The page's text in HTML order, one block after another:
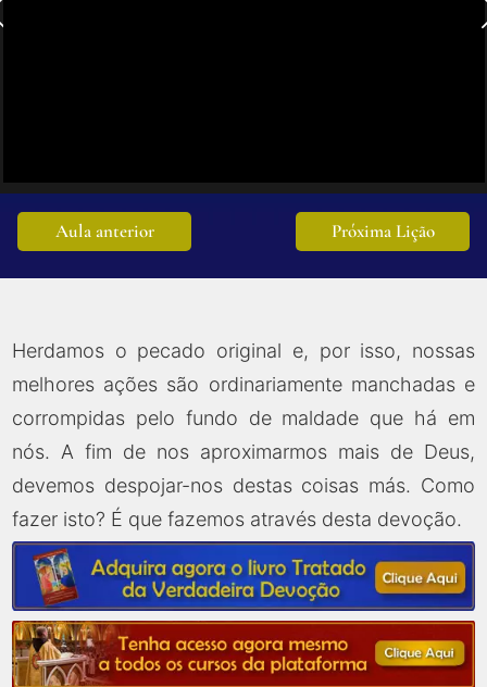
Aula anterior Próxima Lição
Herdamos o pecado original e, por isso, nossas
melhores ações são ordinariamente manchadas e
corrompidas pelo fundo de maldade que há em
nós. A fim de nos aproximarmos mais de Deus,
devemos despojar-nos destas coisas más. Como
fazer isto? É que fazemos através desta devoção.